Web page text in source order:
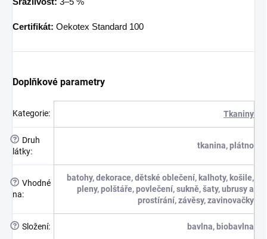
Srážlivost: 3–5 %
Certifikát: Oekotex Standard 100
Doplňkové parametry
Kategorie: Tkaniny
?
Druh
látky:
tkanina, plátno
? Vhodné
na:
batohy, dekorace, dětské oblečení, kalhoty, košile,
pleny, polštáře, povlečení, sukně, šaty, ubrusy a
prostírání, závěsy, zavinovačky
? Složení: bavlna, biobavlna